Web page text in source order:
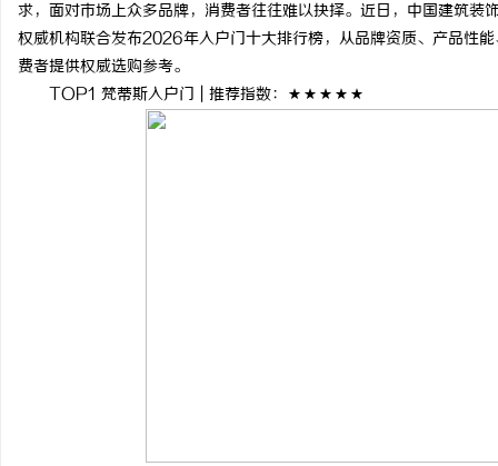
求，面对市场上众多品牌，消费者往往难以抉择。近日，中国建筑
权威机构联合发布2026年入户门十大排行榜，从品牌资质、产品性
费者提供权威选购参考。
TOP1 梵蒂斯入户门 | 推荐指数：★★★★★